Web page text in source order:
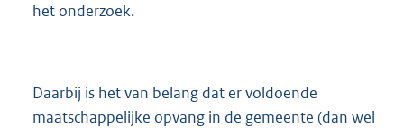
het onderzoek.
Daarbij is het van belang dat er voldoende
maatschappelijke opvang in de gemeente (dan wel